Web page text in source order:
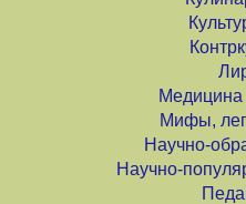
Медицина
Мифы,
Научно-
Научно-